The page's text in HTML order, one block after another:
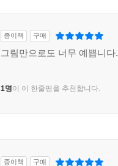
종이책 구매
그림만으로도 너무 예쁩니다.
1명이 이 한줄평을 추천합니다.
종이책 구매